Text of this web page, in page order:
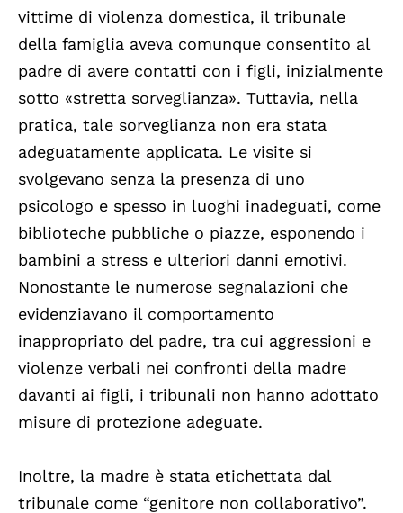
vittime di violenza domestica, il tribunale
della famiglia aveva comunque consentito al
padre di avere contatti con i figli, inizialmente
sotto «stretta sorveglianza». Tuttavia, nella
pratica, tale sorveglianza non era stata
adeguatamente applicata. Le visite si
svolgevano senza la presenza di uno
psicologo e spesso in luoghi inadeguati, come
biblioteche pubbliche o piazze, esponendo i
bambini a stress e ulteriori danni emotivi.
Nonostante le numerose segnalazioni che
evidenziavano il comportamento
inappropriato del padre, tra cui aggressioni e
violenze verbali nei confronti della madre
davanti ai figli, i tribunali non hanno adottato
misure di protezione adeguate.
Inoltre, la madre è stata etichettata dal
tribunale come “genitore non collaborativo”.